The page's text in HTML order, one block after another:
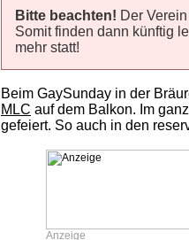
Bitte beachten! Der
Somit finden dann künftig
mehr statt!
Beim GaySunday in der
MLC auf dem Balkon. Im
gefeiert. So auch in den
Anzeige